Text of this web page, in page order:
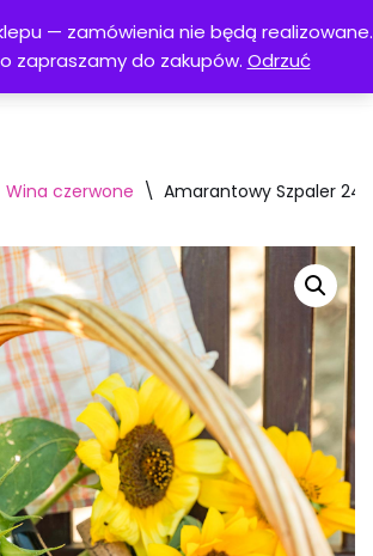
— zamówienia nie będą realizowane.
zapraszamy do zakupów. Odrzuć
Menu
Wina czerwone \ Amarantowy Szpaler 24′